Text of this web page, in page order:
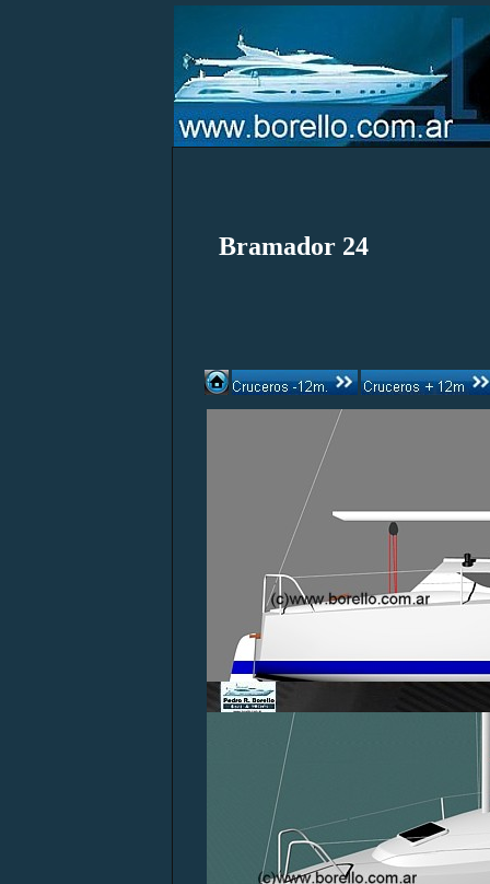
Bramador 24